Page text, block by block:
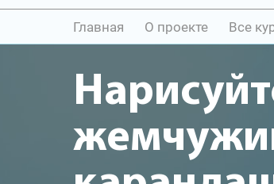
Главная О проекте Все